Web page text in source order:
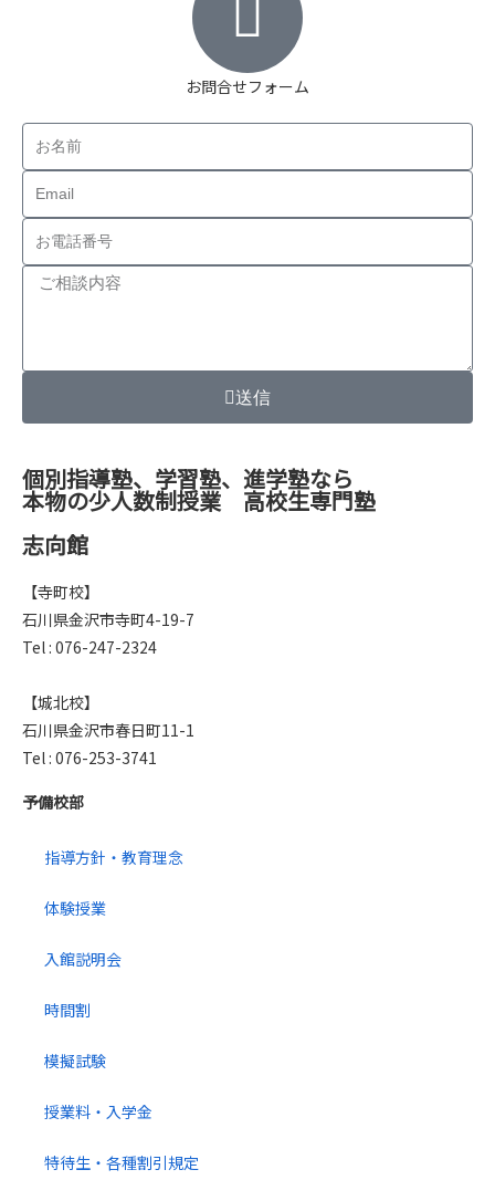
お問合せフォーム
送信
個別指導塾、学習塾、進学塾なら
本物の少人数制授業 高校生専門塾
志向館
【寺町校】
石川県金沢市寺町4-19-7
Tel : 076-247-2324
【城北校】
石川県金沢市春日町11-1
Tel : 076-253-3741
予備校部
指導方針・教育理念
体験授業
入館説明会
時間割
模擬試験
授業料・入学金
特待生・各種割引規定